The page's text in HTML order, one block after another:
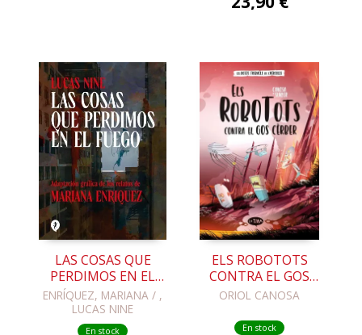
LAS COSAS QUE
PERDIMOS EN EL
FUEGO
ENRÍQUEZ, MARIANA / ,
LUCAS NINE
En stock
ELS ROBOTOTS
CONTRA EL GOS
CÈRBER
ORIOL CANOSA
En stock